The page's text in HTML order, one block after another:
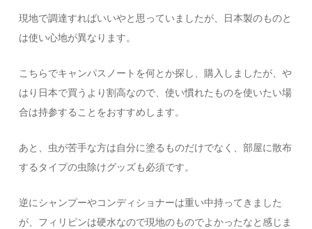
現地で調達すればいいやと思っていましたが、日本製のものと
は使い心地が異なります。
こちらでキャンパスノートを何とか探し、購入しましたが、や
はり日本で買うより割高なので、使い慣れたものを使いたい場
合は持参することをおすすめします。
あと、虫が苦手な方は自分に塗るものだけでなく、部屋に散布
するタイプの虫除けグッズも必須です。
逆にシャンプーやコンディショナーは重い中持ってきました
が、フィリピンは硬水なので現地のものでよかったなと感じま